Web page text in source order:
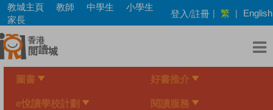
Skip
main
content
教城主頁 教師 中學生
小學生
家長
登入/註冊 | 繁 | English
圖書 好書推介
e悅讀學校計劃 閱讀服務